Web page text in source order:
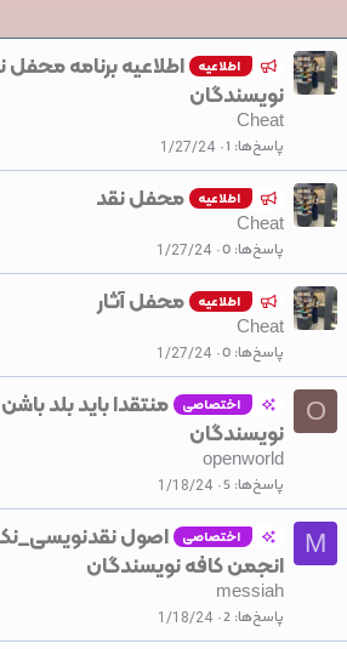
اطلاعیه
اطلاعیه برنامه
نویسندگان
Cheat
پاسخ‌ها 1
1/27/24
اطلاعیه محفل نقد
Cheat
پاسخ‌ها 0
1/27/24
اطلاعیه محفل آثار
Cheat
پاسخ‌ها 0
1/27/24
O اختصاصی
منتقدا باید بلد
نویسندگان
openworld
پاسخ‌ها 5
1/18/24
M اختصاصی
اصول
انجمن کافه نویسندگان
messiah
پاسخ‌ها 2
1/18/24